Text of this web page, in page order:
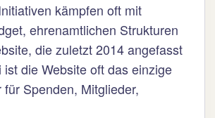
kämpfen oft mit
ehrenamtlichen Strukturen
die zuletzt 2014 angefasst
die Website oft das einzige
Spenden, Mitglieder,